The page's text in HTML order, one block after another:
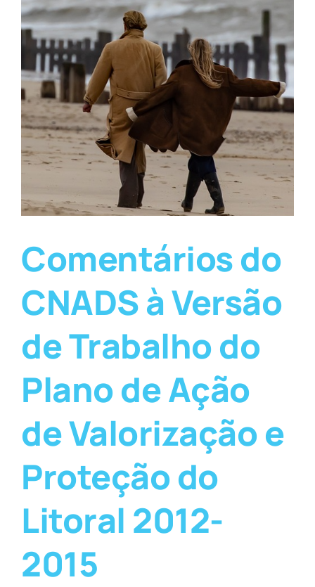
Comentários do
CNADS à Versão
de Trabalho do
Plano de Ação
de Valorização e
Proteção do
Litoral 2012-
2015